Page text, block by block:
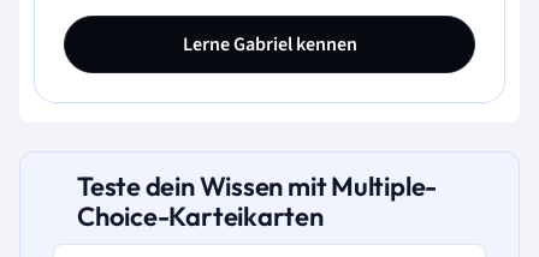
Lerne Gabriel kennen
Teste dein Wissen mit Multiple-
Choice-Karteikarten